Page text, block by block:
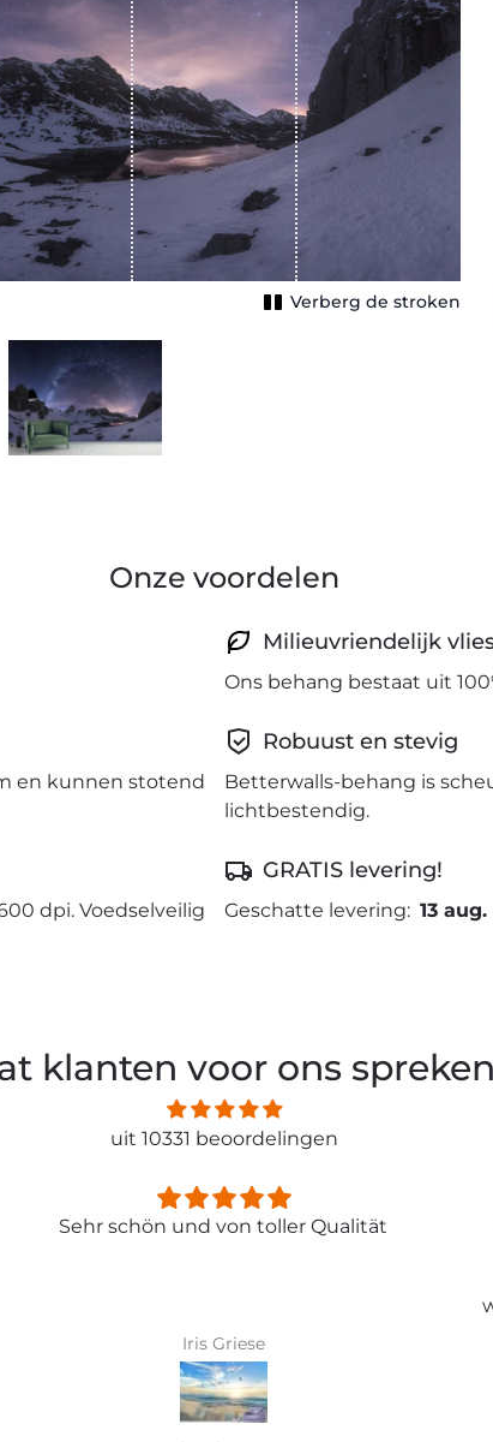
Verberg de stroken
Onze voordelen
Milieuvriendelijk
Ons behang bestaat uit
en kunnen stotend
Robuust en stevig
Betterwalls-behang is
lichtbestendig.
dpi. Voedselveilig
GRATIS levering!
Geschatte levering: 13 aug.
klanten voor ons spreken
uit 10331 beoordelingen
Entspricht genau meiner
Qualität .
Karin Bader